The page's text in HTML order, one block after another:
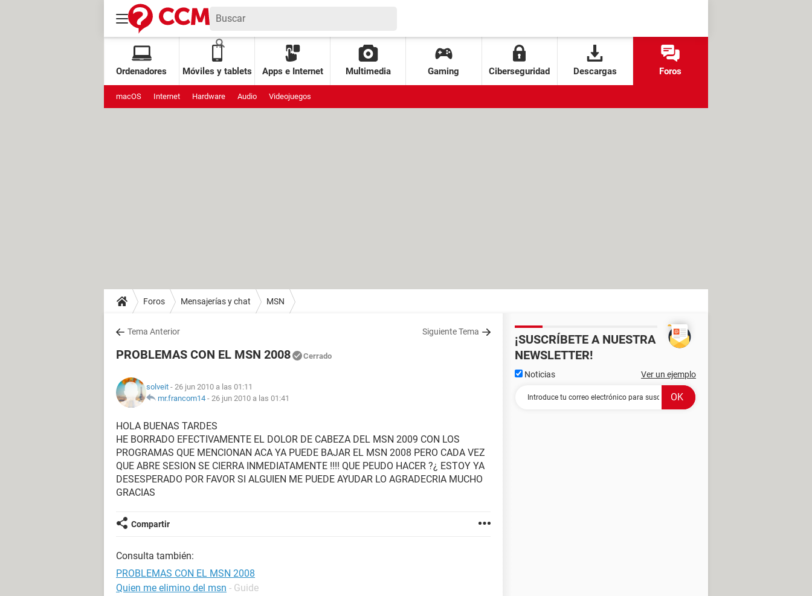
Ordenadores Móviles y tablets Apps e Internet Multimedia Gaming Ciberseguridad Descargas Foros
macOS Internet Hardware Audio Videojuegos
Foros Mensajerías y chat MSN
Tema Anterior Siguiente Tema
PROBLEMAS CON EL MSN 2008 Cerrado
solveit - 26 jun 2010 a las 01:11
mr.francom14 - 26 jun 2010 a las 01:41
HOLA BUENAS TARDES
HE BORRADO EFECTIVAMENTE EL DOLOR DE CABEZA DEL MSN 2009 CON LOS
PROGRAMAS QUE MENCIONAN ACA YA PUEDE BAJAR EL MSN 2008 PERO CADA VEZ
QUE ABRE SESION SE CIERRA INMEDIATAMENTE !!!! QUE PEUDO HACER ?¿ ESTOY YA
DESESPERADO POR FAVOR SI ALGUIEN ME PUEDE AYUDAR LO AGRADECRIA MUCHO
GRACIAS
Compartir
Consulta también:
PROBLEMAS CON EL MSN 2008
Quien me elimino del msn - Guide
¡SUSCRÍBETE A NUESTRA
NEWSLETTER!
Noticias Ver un ejemplo